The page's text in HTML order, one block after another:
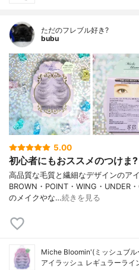
ただのフレブル好き?
bubu
5.00
初心者にもおススメのつけま?
高品質な毛質と繊細なデザインのア
BROWN・POINT・WING・UNDER
のメイクやな…続きを見る
Miche Bloomin'(ミッシュブル
アイラッシュ レギュラーライ